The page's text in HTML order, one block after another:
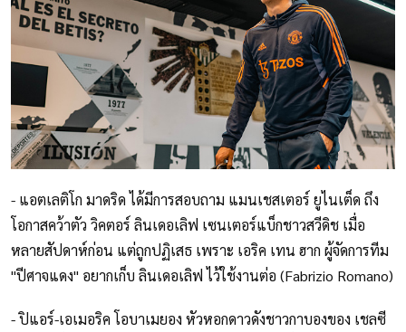
- แอตเลติโก มาดริด ได้มีการสอบถาม แมนเชสเตอร์ ยูไนเต็ด ถึง
โอกาสคว้าตัว วิคตอร์ ลินเดอเลิฟ เซนเตอร์แบ็กชาวสวีดิช เมื่อ
หลายสัปดาห์ก่อน แต่ถูกปฏิเสธ เพราะ เอริค เทน ฮาก ผู้จัดการทีม
"ปีศาจแดง" อยากเก็บ ลินเดอเลิฟ ไว้ใช้งานต่อ (Fabrizio Romano)
- ปิแอร์-เอเมอริค โอบาเมยอง หัวหอกดาวดังชาวกาบองของ เชลซี